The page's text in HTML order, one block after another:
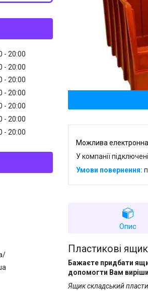
У компанії
Опис
Пластикові
Бажаєте придбати
допомогти Вам
Ящик складський
20:00
20:00
20:00
20:00
20:00
20:00
20:00